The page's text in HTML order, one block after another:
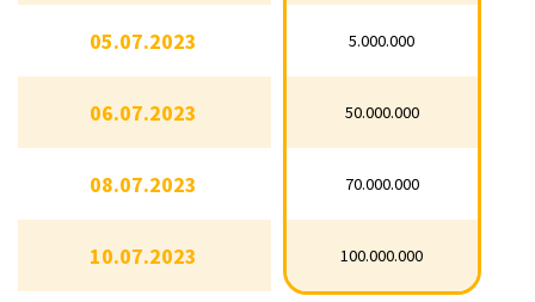
05.07.2023 5.000.000
06.07.2023 50.000.000
08.07.2023 70.000.000
10.07.2023 100.000.000
5.000.000
50.000.000
70.000.000
100.000.000
05.07.2023
06.07.2023
08.07.2023
10.07.2023